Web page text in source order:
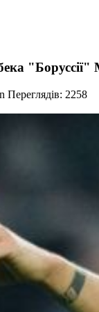
"Боруссії"
Переглядів: 2258